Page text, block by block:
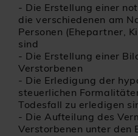
- Die Erstellung einer
die verschiedenen am
Personen (Ehepartner,
sind
- Die Erstellung einer
Verstorbenen
- Die Erledigung der
steuerlichen
Todesfall zu erledigen
- Die Aufteilung des
Verstorbenen unter den